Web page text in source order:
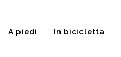
A piedi In bicicletta